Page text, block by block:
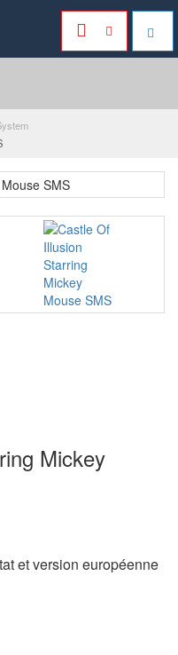
Mickey
et version européenne